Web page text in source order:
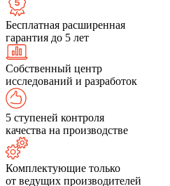
Бесплатная расширенная
гарантия до 5 лет
Собственный центр
исследований и разработок
5 ступеней контроля
качества на производстве
Комплектующие только
от ведущих производителей